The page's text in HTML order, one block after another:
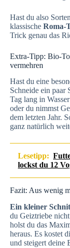
Hast du also
klassische Roma-
Trick genau das
Extra-Tipp: Bio-
vermehren
Hast du eine
Schneide ein paar
Tag lang in
oder du nimmst
dem letzten Jahr.
ganz natürlich
Lesetipp:
lockst du 12
Fazit: Aus wenig
Ein kleiner
du Geiztriebe
holst du das
heraus. Es kostet
und steigert deine